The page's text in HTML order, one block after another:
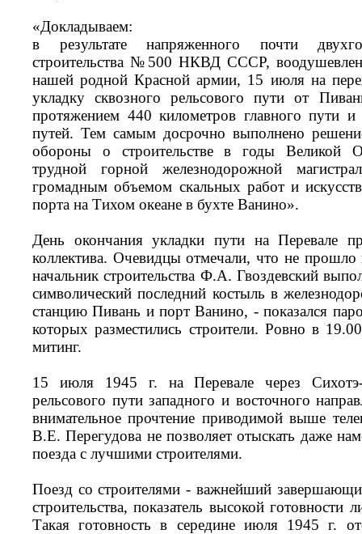
«Докладываем:
в результате напряженного почти
строительства №500 НКВД СССР,
нашей родной Красной армии, 15 июля на
укладку сквозного рельсового пути от
протяжением 440 километров главного пути
путей. Тем самым досрочно выполнено
обороны о строительстве в годы Великой
трудной горной железнодорожной
громадным объемом скальных работ и
порта на Тихом океане в бухте Ванино».
День окончания укладки пути на Перевале
коллектива. Очевидцы отмечали, что не
начальник строительства Ф.А. Гвоздевский
символический последний костыль в
станцию Пивань и порт Ванино, - показался
которых разместились строители. Ровно в
митинг.
15 июля 1945 г. на Перевале через Сихотэ-
рельсового пути западного и восточного
внимательное прочтение приводимой выше
В.Е. Перегудова не позволяет отыскать даже
поезда с лучшими строителями.
Поезд со строителями - важнейший
строительства, показатель высокой готовности
Такая готовность в середине июля 1945 г.